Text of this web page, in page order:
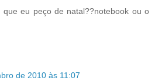
eu peço de natal??notebook ou o
de 2010 às 11:07